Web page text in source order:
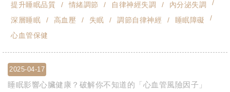
提升睡眠品質
情緒調節 自律神經失調
內分泌失調
深層睡眠
高血壓 失眠 調節自律神經
睡眠障礙
心血管保健
2025-04-17
睡眠影響心臟健康？破解你不知道的「心血管風險因子」